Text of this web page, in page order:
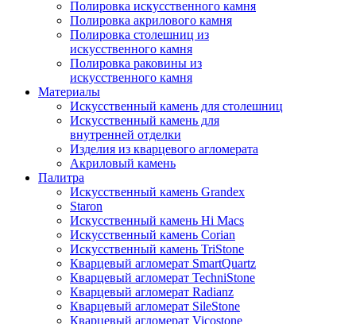
Полировка искусственного камня
Полировка акрилового камня
Полировка столешниц из
искусственного камня
Полировка раковины из
искусственного камня
Материалы
Искусственный камень для столешниц
Искусственный камень для
внутренней отделки
Изделия из кварцевого агломерата
Акриловый камень
Палитра
Искусственный камень Grandex
Staron
Искусственный камень Hi Macs
Искусственный камень Corian
Искусственный камень TriStone
Кварцевый агломерат SmartQuartz
Кварцевый агломерат TechniStone
Кварцевый агломерат Radianz
Кварцевый агломерат SileStone
Кварцевый агломерат Vicostone